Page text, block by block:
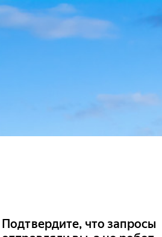
Подтвердите, что запросы